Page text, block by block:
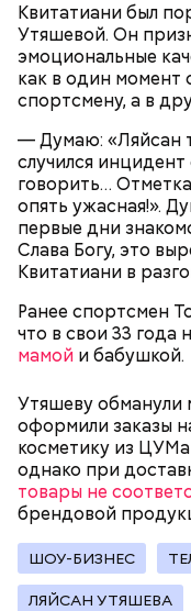
Квитатиани был
Утяшевой. Он
эмоциональные
как в один
спортсмену, а в
— Думаю: «Ляйсан
случился
говорить…
опять ужасная!».
первые дни
Слава Богу, это
Квитатиани в
Ранее спортсмен
что в свои 33 года
мамой и бабушкой.
Утяшеву
оформили заказы
косметику из
однако при
товары не
брендовой
ШОУ-БИЗНЕС
ЛЯЙСАН УТЯШЕВА
— Кабачки,
обжарить на
петрушки, чеснок,
Получается очень
Копылов.
Спагетти из
с сахарным
лишним весом.
— В дыне
представлен
хорошо, потому
помнить, что
увлекаться, так же
сахарным